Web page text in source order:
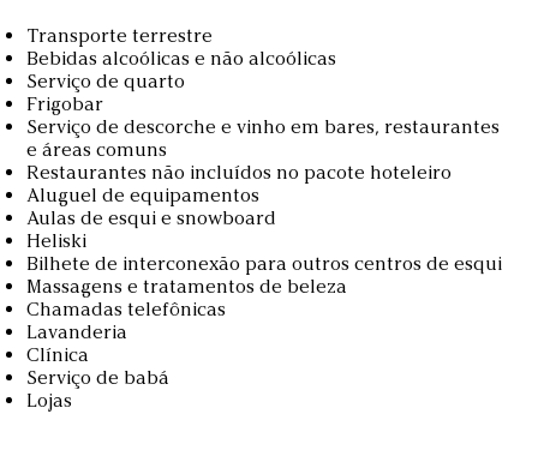
Transporte terrestre
Bebidas alcoólicas e não alcoólicas
Serviço de quarto
Frigobar
Serviço de descorche e vinho em bares, restaurantes
e áreas comuns
Restaurantes não incluídos no pacote hoteleiro
Aluguel de equipamentos
Aulas de esqui e snowboard
Heliski
Bilhete de interconexão para outros centros de esqui
Massagens e tratamentos de beleza
Chamadas telefônicas
Lavanderia
Clínica
Serviço de babá
Lojas